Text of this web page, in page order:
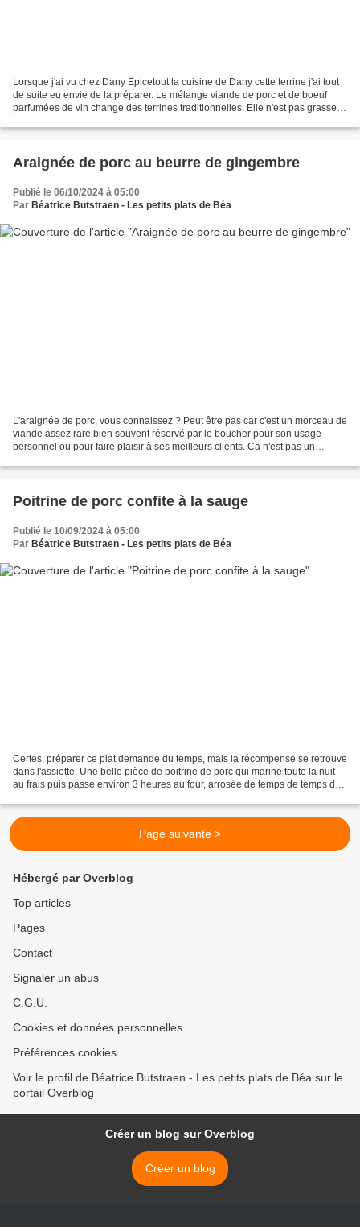
Lorsque j'ai vu chez Dany Epicetout la cuisine de Dany cette terrine j'ai tout
de suite eu envie de la préparer. Le mélange viande de porc et de boeuf
parfumées de vin change des terrines traditionnelles. Elle n'est pas grasse et
Araignée de porc au beurre de gingembre
Publié le 06/10/2024 à 05:00
Par Béatrice Butstraen - Les petits plats de Béa
L'araignée de porc, vous connaissez ? Peut être pas car c'est un morceau de
viande assez rare bien souvent réservé par le boucher pour son usage
personnel ou pour faire plaisir à ses meilleurs clients. Ca n'est pas un
Poitrine de porc confite à la sauge
Publié le 10/09/2024 à 05:00
Par Béatrice Butstraen - Les petits plats de Béa
Certes, préparer ce plat demande du temps, mais la récompense se retrouve
dans l'assiette. Une belle pièce de poitrine de porc qui marine toute la nuit
au frais puis passe environ 3 heures au four, arrosée de temps de temps du
Page suivante >
Hébergé par Overblog
Top articles
Pages
Contact
Signaler un abus
C.G.U.
Cookies et données personnelles
Préférences cookies
Voir le profil de Béatrice Butstraen - Les petits plats de Béa sur le
portail Overblog
Créer un blog sur Overblog
Créer un blog